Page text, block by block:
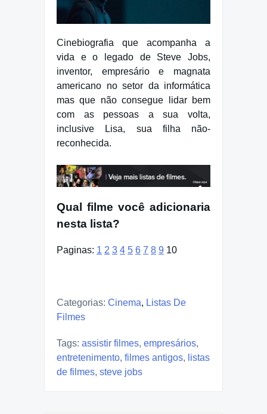
Cinebiografia que acompanha a
vida e o legado de Steve Jobs,
inventor, empresário e magnata
americano no setor da informática
mas que não consegue lidar bem
com as pessoas a sua volta,
inclusive Lisa, sua filha não-
reconhecida.
Qual filme você adicionaria
nesta lista?
Paginas: 1 2 3 4 5 6 7 8 9 10
Categorias: Cinema, Listas De
Filmes
Tags: assistir filmes, empresários,
entretenimento, filmes antigos, listas
de filmes, steve jobs